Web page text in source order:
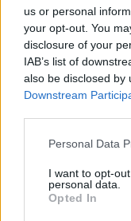
us or personal
your opt-out. You
disclosure of your
IAB’s list of
also be disclosed by
Downstream
Personal Data
I want to opt-
personal data.
Opted In
Όροι